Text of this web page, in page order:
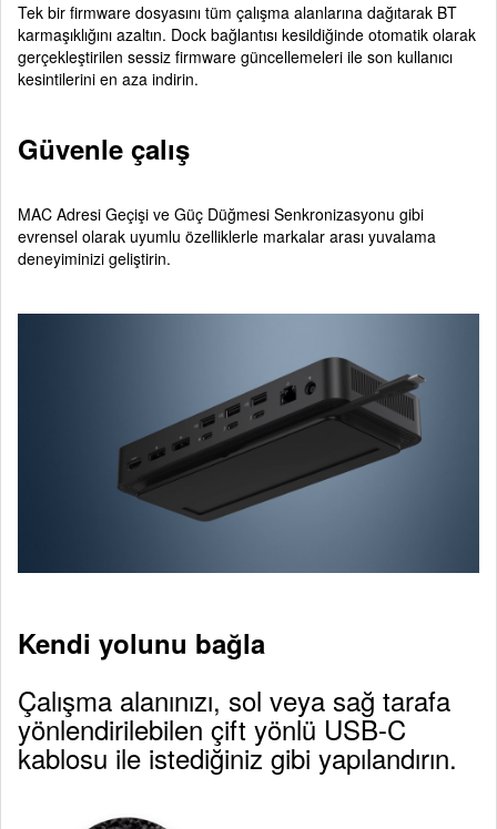
Tek bir firmware dosyasını tüm çalışma alanlarına dağıtarak BT
karmaşıklığını azaltın. Dock bağlantısı kesildiğinde otomatik olarak
gerçekleştirilen sessiz firmware güncellemeleri ile son kullanıcı
kesintilerini en aza indirin.
Güvenle çalış
MAC Adresi Geçişi ve Güç Düğmesi Senkronizasyonu gibi
evrensel olarak uyumlu özelliklerle markalar arası yuvalama
deneyiminizi geliştirin.
Kendi yolunu bağla
Çalışma alanınızı, sol veya sağ tarafa
yönlendirilebilen çift yönlü USB-C
kablosu ile istediğiniz gibi yapılandırın.